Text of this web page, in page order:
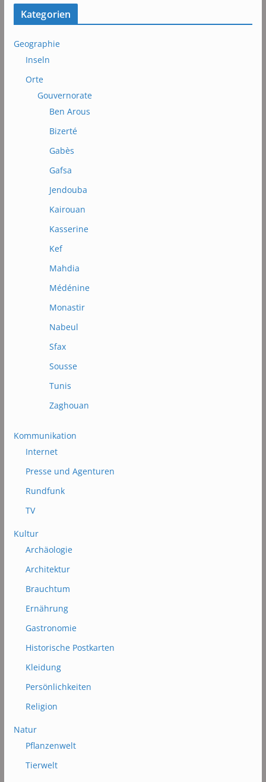
Kategorien
Geographie
Inseln
Orte
Gouvernorate
Ben Arous
Bizerté
Gabès
Gafsa
Jendouba
Kairouan
Kasserine
Kef
Mahdia
Médénine
Monastir
Nabeul
Sfax
Sousse
Tunis
Zaghouan
Kommunikation
Internet
Presse und Agenturen
Rundfunk
TV
Kultur
Archäologie
Architektur
Brauchtum
Ernährung
Gastronomie
Historische Postkarten
Kleidung
Persönlichkeiten
Religion
Natur
Pflanzenwelt
Tierwelt